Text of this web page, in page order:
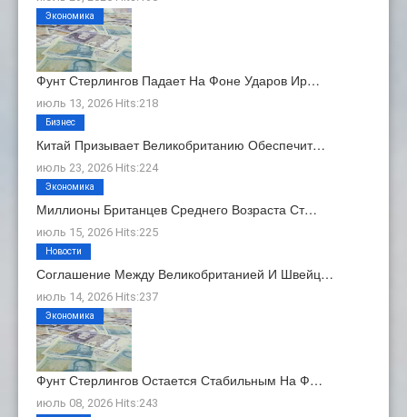
Фунт Стерлингов Падает На Фоне Ударов Ир…
июль 13, 2026 Hits:218
Экономика
Китай Призывает Великобританию Обеспечит…
июль 23, 2026 Hits:224
Бизнес
Миллионы Британцев Среднего Возраста Ст…
июль 15, 2026 Hits:225
Экономика
Соглашение Между Великобританией И Швейц…
июль 14, 2026 Hits:237
Новости
Фунт Стерлингов Остается Стабильным На Ф…
июль 08, 2026 Hits:243
Экономика